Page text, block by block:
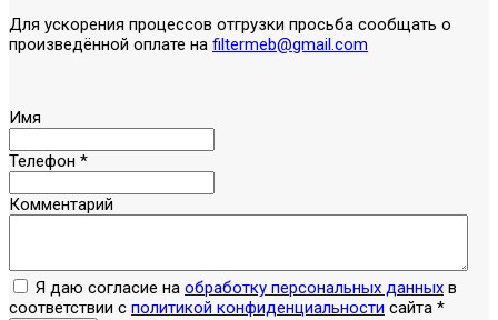
Для ускорения процессов отгрузки просьба сообщать о
произведённой оплате на filtermeb@gmail.com
Имя
Телефон *
Комментарий
Я даю согласие на обработку персональных данных в
соответствии с политикой конфиденциальности сайта *